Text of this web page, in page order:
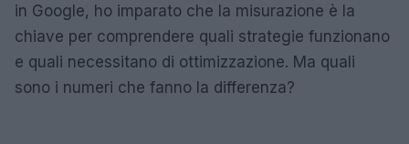
in Google, ho imparato che la misurazione è la
chiave per comprendere quali strategie funzionano
e quali necessitano di ottimizzazione. Ma quali
sono i numeri che fanno la differenza?